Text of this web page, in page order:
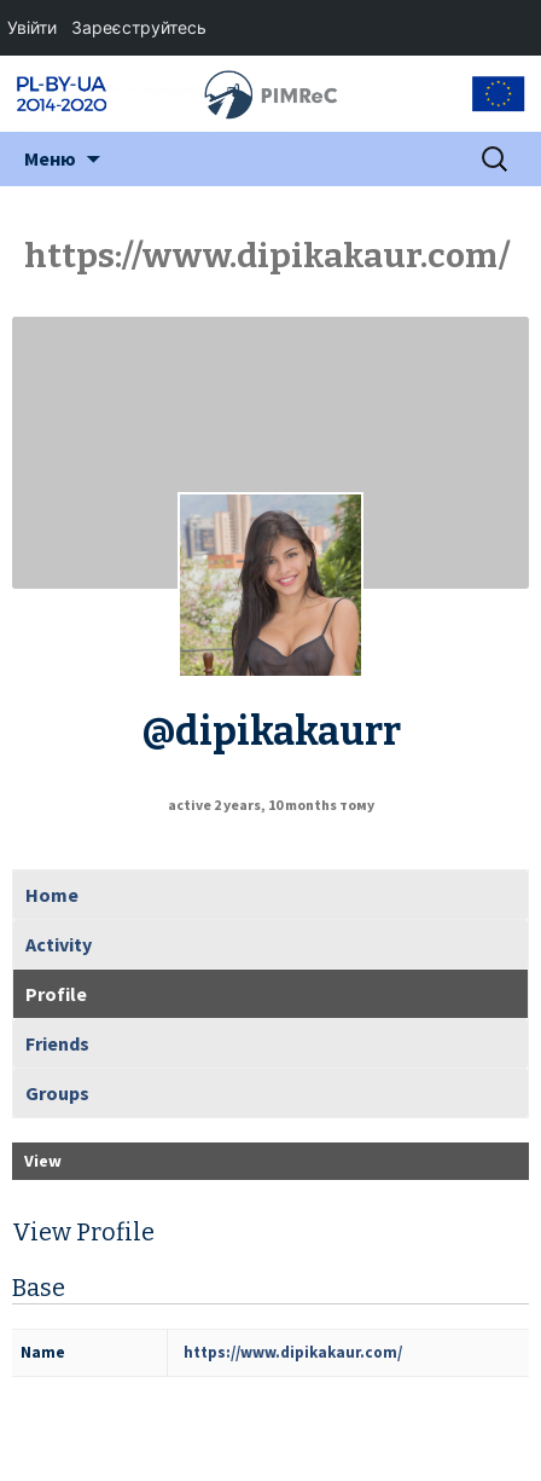
Меню Пошук:
https://www.dipikakaur.com/
@dipikakaurr
active 2 years, 10 months тому
Home
Activity
Profile
Friends
Groups
View
View Profile
Base
Name https://www.dipikakaur.com/
Увійти Зареєструйтесь